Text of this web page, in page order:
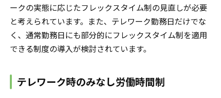
ークの実態に応じたフレックスタイム制の見直しが必要
と考えられています。また、テレワーク勤務日だけでな
く、通常勤務日にも部分的にフレックスタイム制を適用
できる制度の導入が検討されています。
テレワーク時のみなし労働時間制